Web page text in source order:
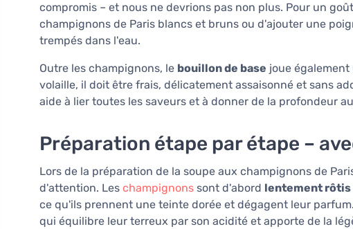
compromis – et nous ne devrions pas non plus. Pour un
champignons de Paris blancs et bruns ou d'ajouter une
trempés dans l'eau.
Outre les champignons, le bouillon de base joue
volaille, il doit être frais, délicatement assaisonné et sans
aide à lier toutes les saveurs et à donner de la profondeur
Préparation étape par étape –
Lors de la préparation de la soupe aux champignons de
d'attention. Les champignons sont d'abord lentement rôtis
ce qu'ils prennent une teinte dorée et dégagent leur
qui équilibre leur terreux par son acidité et apporte de la